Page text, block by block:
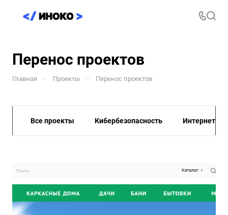
Перенос проектов
Главная — Проекты — Перенос проектов
Все проекты Кибербезопасность Интернет-